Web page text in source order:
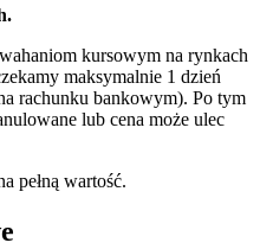
kursowym na rynkach
maksymalnie 1 dzień
rachunku bankowym). Po tym
lub cena może ulec
pełną wartość.